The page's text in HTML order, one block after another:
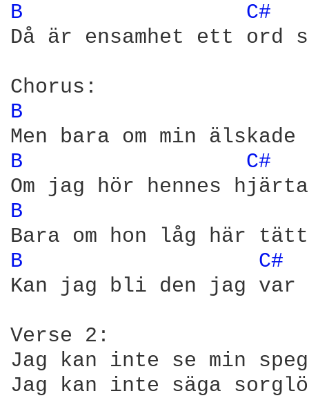
B
C#
Då är ensamhet ett ord
B
B C#
B
B
C#
Kan jag bli den jag var
Verse 2:
Jag kan inte se min
Jag kan inte säga